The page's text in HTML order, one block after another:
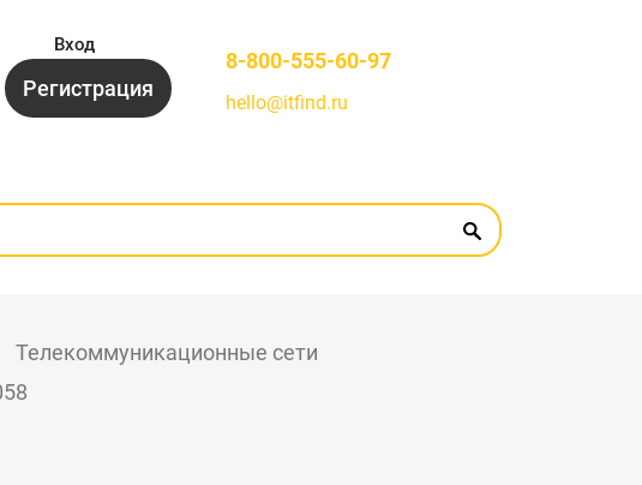
Вход
Регистрация
8-800-555-60-97
hello@itfind.ru
Телекоммуникационные сети